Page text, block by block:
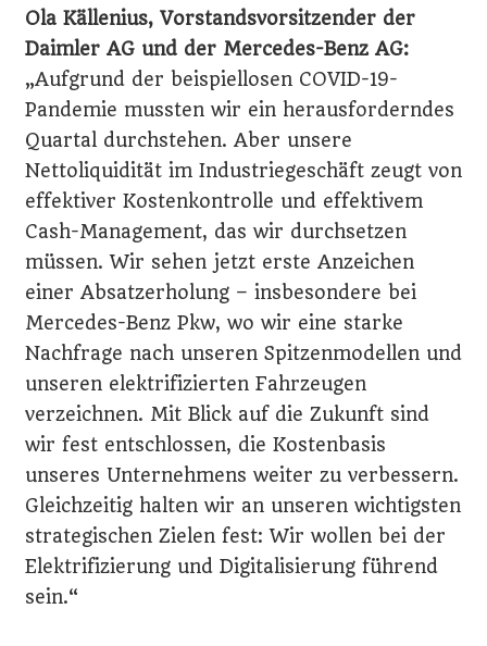
Ola Källenius, Vorstandsvorsitzender der
Daimler AG und der Mercedes-Benz AG:
„Aufgrund der beispiellosen COVID-19-
Pandemie mussten wir ein herausforderndes
Quartal durchstehen. Aber unsere
Nettoliquidität im Industriegeschäft zeugt von
effektiver Kostenkontrolle und effektivem
Cash-Management, das wir durchsetzen
müssen. Wir sehen jetzt erste Anzeichen
einer Absatzerholung – insbesondere bei
Mercedes-Benz Pkw, wo wir eine starke
Nachfrage nach unseren Spitzenmodellen und
unseren elektrifizierten Fahrzeugen
verzeichnen. Mit Blick auf die Zukunft sind
wir fest entschlossen, die Kostenbasis
unseres Unternehmens weiter zu verbessern.
Gleichzeitig halten wir an unseren wichtigsten
strategischen Zielen fest: Wir wollen bei der
Elektrifizierung und Digitalisierung führend
sein.“